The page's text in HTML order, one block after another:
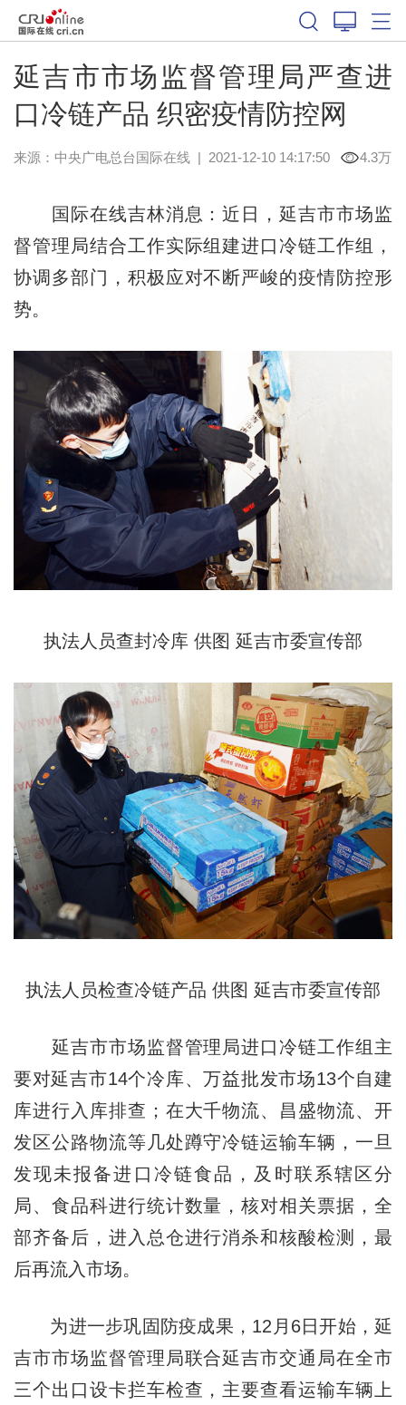
延吉市市场监督管理局严查进
口冷链产品 织密疫情防控网
来源：中央广电总台国际在线| 2021-12-10 14:17:50 4.3万
国际在线吉林消息：近日，延吉市市场监
督管理局结合工作实际组建进口冷链工作组，
协调多部门，积极应对不断严峻的疫情防控形
势。
执法人员查封冷库 供图 延吉市委宣传部
执法人员检查冷链产品 供图 延吉市委宣传部
延吉市市场监督管理局进口冷链工作组主
要对延吉市14个冷库、万益批发市场13个自建
库进行入库排查；在大千物流、昌盛物流、开
发区公路物流等几处蹲守冷链运输车辆，一旦
发现未报备进口冷链食品，及时联系辖区分
局、食品科进行统计数量，核对相关票据，全
部齐备后，进入总仓进行消杀和核酸检测，最
后再流入市场。
为进一步巩固防疫成果，12月6日开始，延
吉市市场监督管理局联合延吉市交通局在全市
三个出口设卡拦车检查，主要查看运输车辆上